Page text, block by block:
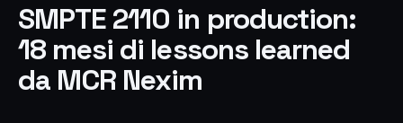
SMPTE 2110 in production:
18 mesi di lessons learned
da MCR Nexim